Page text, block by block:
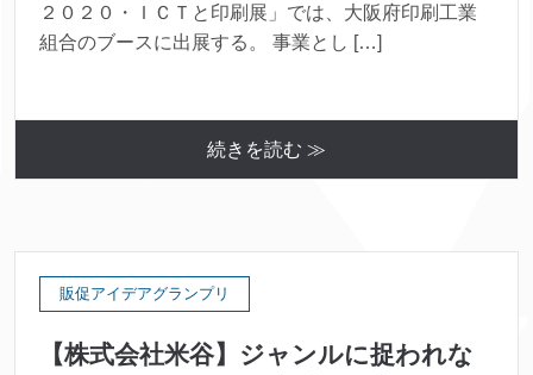
２０２０・ＩＣＴと印刷展」では、大阪府印刷工業
組合のブースに出展する。 事業とし […]
続きを読む ≫
販促アイデアグランプリ
【株式会社米谷】ジャンルに捉われな